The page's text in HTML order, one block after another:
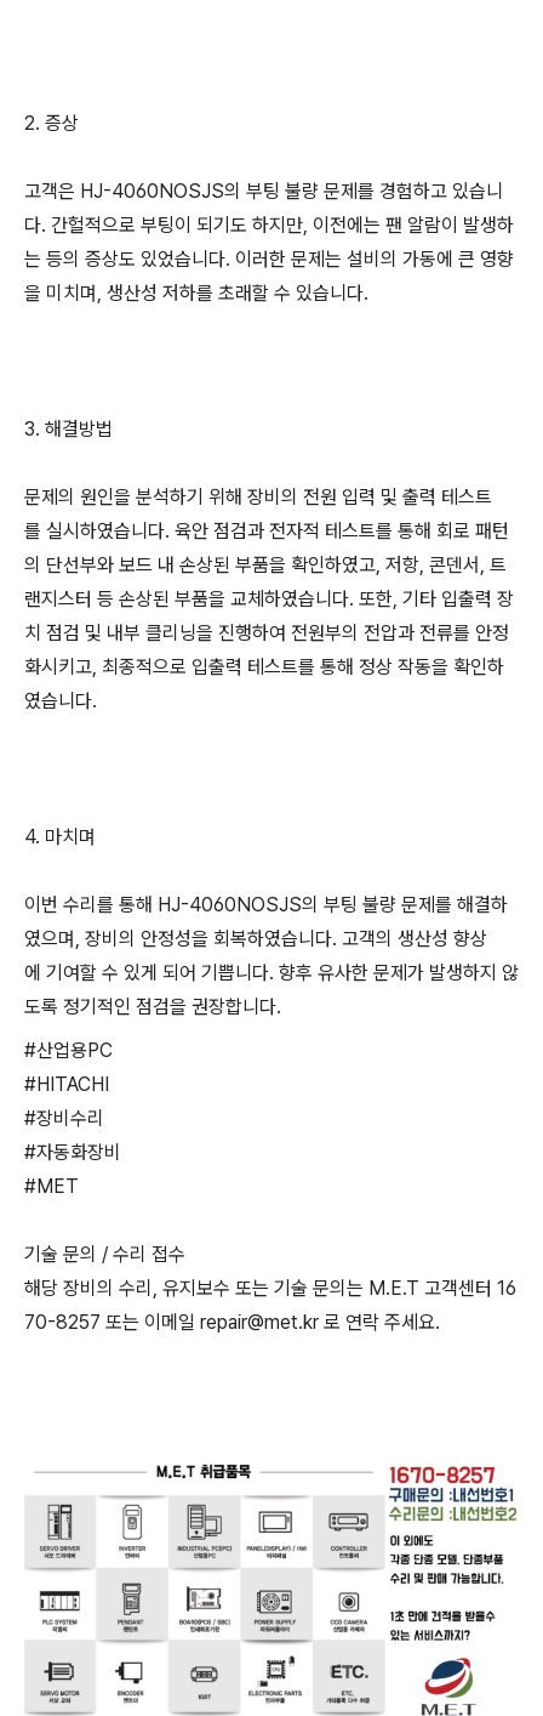
2. 증상
고객은 HJ-4060NOSJS의 부팅 불량 문제를 경험하고 있습니
다. 간헐적으로 부팅이 되기도 하지만, 이전에는 팬 알람이 발생하
는 등의 증상도 있었습니다. 이러한 문제는 설비의 가동에 큰 영향
을 미치며, 생산성 저하를 초래할 수 있습니다.
3. 해결방법
문제의 원인을 분석하기 위해 장비의 전원 입력 및 출력 테스트
를 실시하였습니다. 육안 점검과 전자적 테스트를 통해 회로 패턴
의 단선부와 보드 내 손상된 부품을 확인하였고, 저항, 콘덴서, 트
랜지스터 등 손상된 부품을 교체하였습니다. 또한, 기타 입출력 장
치 점검 및 내부 클리닝을 진행하여 전원부의 전압과 전류를 안정
화시키고, 최종적으로 입출력 테스트를 통해 정상 작동을 확인하
였습니다.
4. 마치며
이번 수리를 통해 HJ-4060NOSJS의 부팅 불량 문제를 해결하
였으며, 장비의 안정성을 회복하였습니다. 고객의 생산성 향상
에 기여할 수 있게 되어 기쁩니다. 향후 유사한 문제가 발생하지 않
도록 정기적인 점검을 권장합니다.
#산업용PC
#HITACHI
#장비수리
#자동화장비
#MET
기술 문의 / 수리 접수
해당 장비의 수리, 유지보수 또는 기술 문의는 M.E.T 고객센터 16
70-8257 또는 이메일 repair@met.kr 로 연락 주세요.